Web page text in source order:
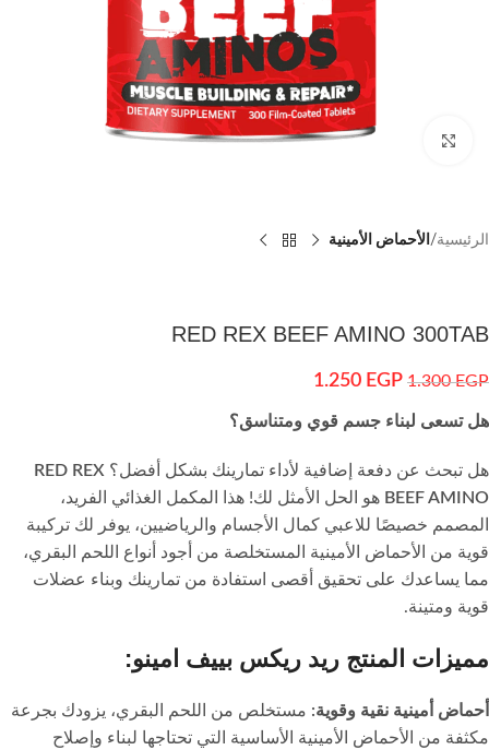
اضغط للتكبير
الرئيسية الأحماض الأمينية
RED REX BEEF AMINO 300TAB
1.300EGP
1.250 EGP
هل تسعى لبناء جسم قوي ومتناسق؟
هل تبحث عن دفعة إضافية لأداء تمارينك بشكل أفضل؟ RED REX
BEEF AMINO هو الحل الأمثل لك! هذا المكمل الغذائي الفريد،
المصمم خصيصًا للاعبي كمال الأجسام والرياضيين، يوفر لك تركيبة
قوية من الأحماض الأمينية المستخلصة من أجود أنواع اللحم البقري،
مما يساعدك على تحقيق أقصى استفادة من تمارينك وبناء عضلات
قوية ومتينة.
مميزات المنتج ريد ريكس بييف امينو:
أحماض أمينية نقية وقوية: مستخلص من اللحم البقري، يزودك بجرعة
مكثفة من الأحماض الأمينية الأساسية التي تحتاجها لبناء وإصلاح